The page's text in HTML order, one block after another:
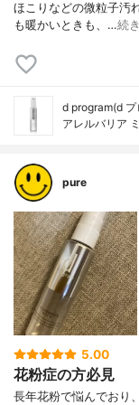
ほこりなどの微粒子汚
も暖かいときも、…続
d program(d プ
アレルバリア
pure
5.00
花粉症の方必見
長年花粉で悩んでおり